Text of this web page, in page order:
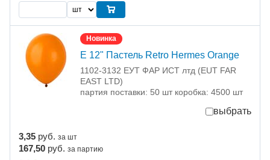
Новинка
Е 12" Пастель Retro Hermes Orange
1102-3132 ЕУТ ФАР ИСТ лтд (EUT FAR
EAST LTD)
партия поставки: 50 шт коробка: 4500 шт
выбрать
3,35 руб. за шт
167,50 руб. за партию